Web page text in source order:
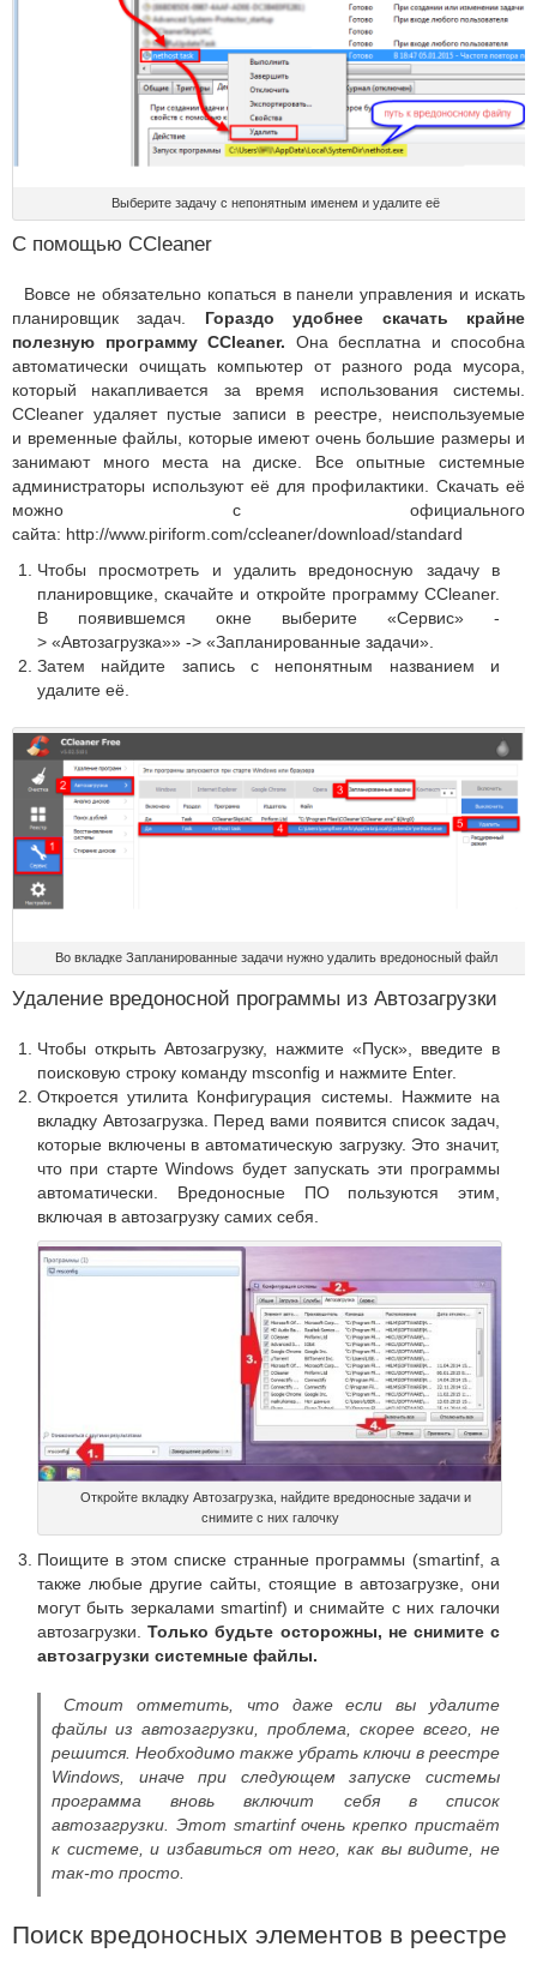
Выберите задачу с непонятным именем и удалите её
С помощью CCleaner
Вовсе не обязательно копаться в панели управления и искать
планировщик задач. Гораздо удобнее скачать крайне
полезную программу CCleaner. Она бесплатна и способна
автоматически очищать компьютер от разного рода мусора,
который накапливается за время использования системы.
CCleaner удаляет пустые записи в реестре, неиспользуемые
и временные файлы, которые имеют очень большие размеры и
занимают много места на диске. Все опытные системные
администраторы используют её для профилактики. Скачать её
можно с официального
сайта: http://www.piriform.com/ccleaner/download/standard
Чтобы просмотреть и удалить вредоносную задачу в
планировщике, скачайте и откройте программу CCleaner.
В появившемся окне выберите «Сервис» -
> «Автозагрузка»» -> «Запланированные задачи».
Затем найдите запись с непонятным названием и
удалите её.
Во вкладке Запланированные задачи нужно удалить вредоносный файл
Удаление вредоносной программы из Автозагрузки
Чтобы открыть Автозагрузку, нажмите «Пуск», введите в
поисковую строку команду msconfig и нажмите Enter.
Откроется утилита Конфигурация системы. Нажмите на
вкладку Автозагрузка. Перед вами появится список задач,
которые включены в автоматическую загрузку. Это значит,
что при старте Windows будет запускать эти программы
автоматически. Вредоносные ПО пользуются этим,
включая в автозагрузку самих себя.
Откройте вкладку Автозагрузка, найдите вредоносные задачи и
снимите с них галочку
Поищите в этом списке странные программы (smartinf, а
также любые другие сайты, стоящие в автозагрузке, они
могут быть зеркалами smartinf) и снимайте с них галочки
автозагрузки.
Только будьте осторожны, не снимите с
автозагрузки системные файлы.
Стоит отметить, что даже если вы удалите
файлы из автозагрузки, проблема, скорее всего, не
решится. Необходимо также убрать ключи в реестре
Windows, иначе при следующем запуске системы
программа вновь включит себя в список
автозагрузки. Этот smartinf очень крепко пристаёт
к системе, и избавиться от него, как вы видите, не
так-то просто.
Поиск вредоносных элементов в реестре